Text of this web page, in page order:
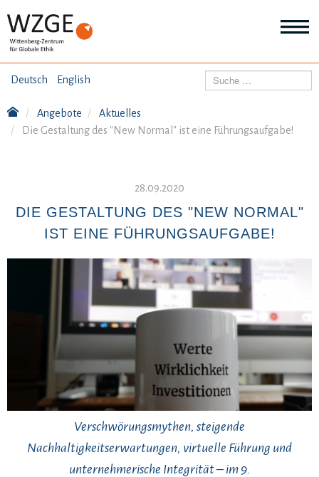
Deutsch English THEMEN
Suchen
Angebote
Aktuelles
Die Gestaltung des "New Normal" ist eine Führungsaufgabe!
28.09.2020
DIE GESTALTUNG DES "NEW NORMAL"
IST EINE FÜHRUNGSAUFGABE!
Verschwörungsmythen, steigende
Nachhaltigkeitserwartungen, virtuelle Führung und
unternehmerische Integrität – im 9.